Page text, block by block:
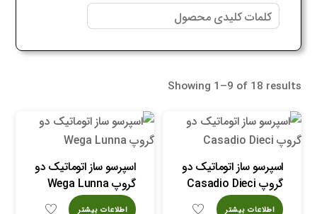
Showing 1–9 of 18 results
اسپرسو ساز اتوماتیک دو
گروپ Casadio Dieci
اطلاعات بیشتر
اسپرسو ساز اتوماتیک دو
گروپ Wega Lunna
اطلاعات بیشتر